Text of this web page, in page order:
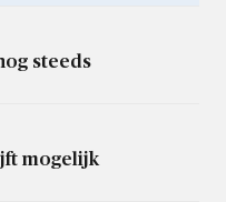
steeds
mogelijk